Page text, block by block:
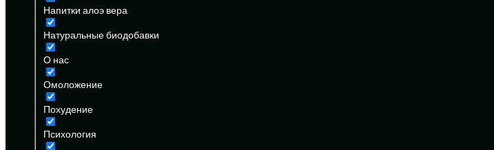
Напитки алоэ вера
Натуральные биодобавки
О нас
Омоложение
Похудение
Психология